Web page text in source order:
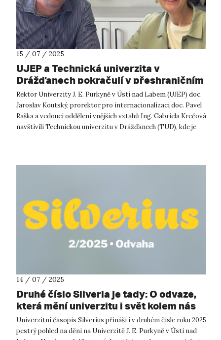
15 / 07 / 2025
UJEP a Technická univerzita v
Drážďanech pokračují v přeshraničním
strategickém partnerství
Rektor Univerzity J. E. Purkyně v Ústí nad Labem (UJEP) doc.
Jaroslav Koutský, prorektor pro internacionalizaci doc. Pavel
Raška a vedoucí oddělení vnějších vztahů Ing. Gabriela Krečová
navštívili Technickou univerzitu v Drážďanech (TUD), kde je
14 / 07 / 2025
Druhé číslo Silveria je tady: O odvaze,
která mění univerzitu i svět kolem nás
Univerzitní časopis Silverius přináší i v druhém čísle roku 2025
pestrý pohled na dění na Univerzitě J. E. Purkyně v Ústí nad